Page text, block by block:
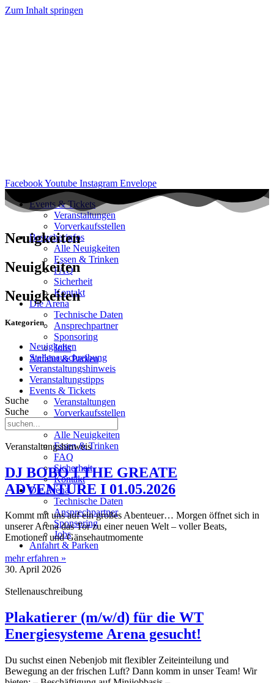
Zum Inhalt springen
Events & Tickets
Veranstaltungen
Vorverkaufsstellen
Besucherinfos
Alle Neuigkeiten
Essen & Trinken
FAQ
Sicherheit
Kontakt
Die Arena
Technische Daten
Ansprechpartner
Sponsoring
Jobs
Anfahrt & Parken
Events & Tickets
Veranstaltungen
Vorverkaufsstellen
Besucherinfos
Alle Neuigkeiten
Essen & Trinken
FAQ
Sicherheit
Kontakt
Die Arena
Technische Daten
Ansprechpartner
Sponsoring
Jobs
Anfahrt & Parken
FacebookYoutube Instagram Envelope
Neuigkeiten
Neuigkeiten
Neuigkeiten
Kategorien
Neuigkeiten
Stellenauschreibung
Veranstaltungshinweis
Veranstaltungstipps
Suche
Suche
Veranstaltungshinweis
DJ BOBO I THE GREATE
ADVENTURE I 01.05.2026
Kommt mit uns auf ein großes Abenteuer… Morgen öffnet sich in
unserer Arena das Tor zu einer neuen Welt – voller Beats,
Emotionen und Gänsehautmomente
mehr erfahren »
30. April 2026
Stellenauschreibung
Plakatierer (m/w/d) für die WT
Energiesysteme Arena gesucht!
Du suchst einen Nebenjob mit flexibler Zeiteinteilung und
Bewegung an der frischen Luft? Dann komm in unser Team! Wir